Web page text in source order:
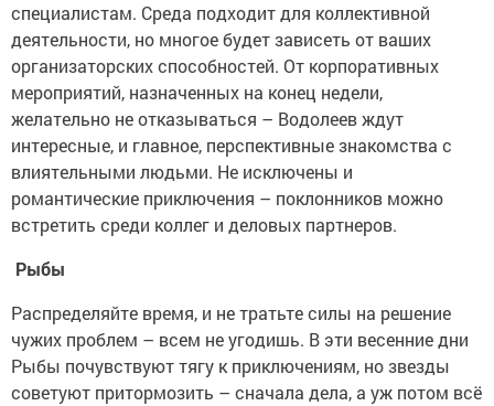
специалистам. Среда подходит для коллективной
деятельности, но многое будет зависеть от ваших
организаторских способностей. От корпоративных
мероприятий, назначенных на конец недели,
желательно не отказываться – Водолеев ждут
интересные, и главное, перспективные знакомства с
влиятельными людьми. Не исключены и
романтические приключения – поклонников можно
встретить среди коллег и деловых партнеров.
Рыбы
Распределяйте время, и не тратьте силы на решение
чужих проблем – всем не угодишь. В эти весенние дни
Рыбы почувствуют тягу к приключениям, но звезды
советуют притормозить – сначала дела, а уж потом всё